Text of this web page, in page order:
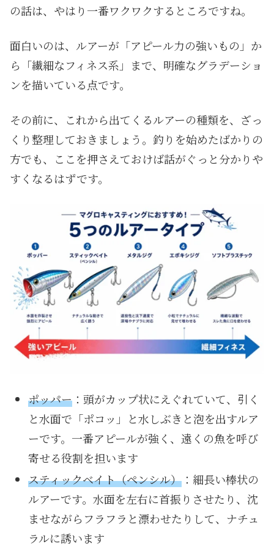
の話は、やはり一番ワクワクするところですね。
面白いのは、ルアーが「アピール力の強いもの」か
ら「繊細なフィネス系」まで、明確なグラデーショ
ンを描いている点です。
その前に、これから出てくるルアーの種類を、ざっ
くり整理しておきましょう。釣りを始めたばかりの
方でも、ここを押さえておけば話がぐっと分かりや
すくなるはずです。
ポッパー：頭がカップ状にえぐれていて、引く
と水面で「ポコッ」と水しぶきと泡を出すルア
ーです。一番アピールが強く、遠くの魚を呼び
寄せる役割を担います
スティックベイト（ペンシル）：細長い棒状の
ルアーです。水面を左右に首振りさせたり、沈
ませながらフラフラと漂わせたりして、ナチュ
ラルに誘います